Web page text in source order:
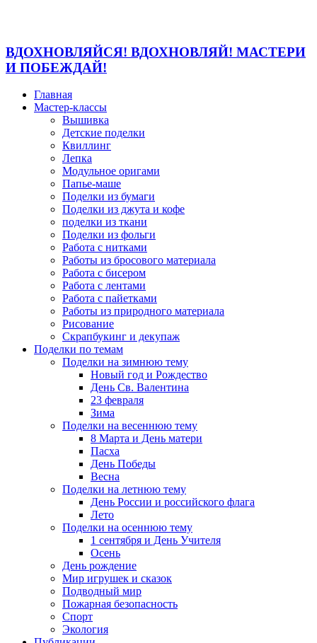
ВДОХНОВЛЯЙСЯ! ВДОХНОВЛЯЙ! МАСТЕРИ
И ПОБЕЖДАЙ!
Главная
Мастер-классы
Вышивка
Детские поделки
Квиллинг
Лепка
Модульное оригами
Папье-маше
Поделки из бумаги
Поделки из джута и кофе
поделки из ткани
Поделки из фольги
Работа с нитками
Работы из бросового материала
Работа с бисером
Работа с лентами
Работа с пайетками
Работы из природного материала
Рисование
Скрапбукинг и декупаж
Поделки по темам
Поделки на зимнюю тему
Новый год и Рождество
День Св. Валентина
23 февраля
Зима
Поделки на весеннюю тему
8 Марта и День матери
Пасха
День Победы
Весна
Поделки на летнюю тему
День России и российского флага
Лето
Поделки на осеннюю тему
1 сентября и День Учителя
Осень
День рождение
Мир игрушек и сказок
Подводный мир
Пожарная безопасность
Спорт
Экология